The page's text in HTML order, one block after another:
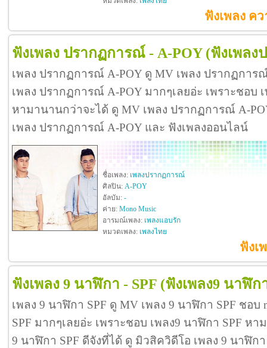
ฟังเพลง ค
ฟังเพลง ปรากฏการณ์ - A-POY (ฟังเพลง
เพลง ปรากฏการณ์ A-POY ดู MV เพลง ปรากฏการ
เพลง ปรากฏการณ์ A-POY มากๆเลยอ่ะ เพราะชอบ
หามานานกว่าจะได้ ดู MV เพลง ปรากฏการณ์ A-
เพลง ปรากฏการณ์ A-POY และ ฟังเพลงออนไลน์
ชื่อเพลง: เพลงปรากฏการณ์
ศิลปิน: A-POY
อัลบัม: -
ค่าย: Mono Music
อารมณ์เพลง: เพลงแอบรัก
หมวดเพลง: เพลงไทย
ฟังเ
ฟังเพลง 9 นาฬิกา - SPF (ฟังเพลง9 นาฬิก
เพลง 9 นาฬิกา SPF ดู MV เพลง 9 นาฬิกา SPF ชอบ
SPF มากๆเลยอ่ะ เพราะชอบ เพลง9 นาฬิกา SPF ห
9 นาฬิกา SPF ดีจังที่ได้ ดู มิวสิควิดีโอ เพลง 9 นาฬิก